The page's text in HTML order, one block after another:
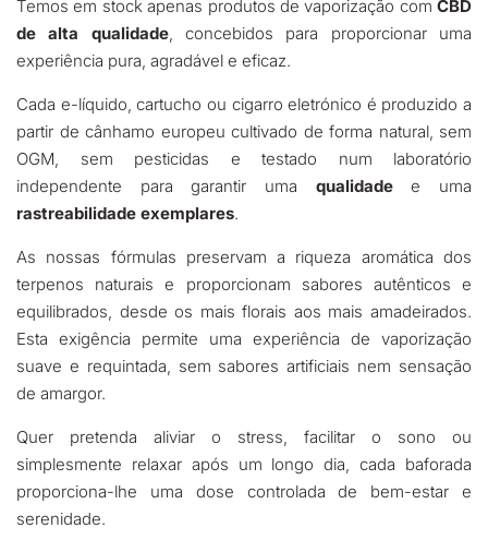
Temos em stock apenas produtos de vaporização com CBD
de alta qualidade, concebidos para proporcionar uma
experiência pura, agradável e eficaz.
Cada e-líquido, cartucho ou cigarro eletrónico é produzido a
partir de cânhamo europeu cultivado de forma natural, sem
OGM, sem pesticidas e testado num laboratório
independente para garantir uma qualidadee uma
rastreabilidade exemplares.
As nossas fórmulas preservam a riqueza aromática dos
terpenos naturais e proporcionam sabores autênticos e
equilibrados, desde os mais florais aos mais amadeirados.
Esta exigência permite uma experiência de vaporização
suave e requintada, sem sabores artificiais nem sensação
de amargor.
Quer pretenda aliviar o stress, facilitar o sono ou
simplesmente relaxar após um longo dia, cada baforada
proporciona-lhe uma dose controlada de bem-estar e
serenidade.